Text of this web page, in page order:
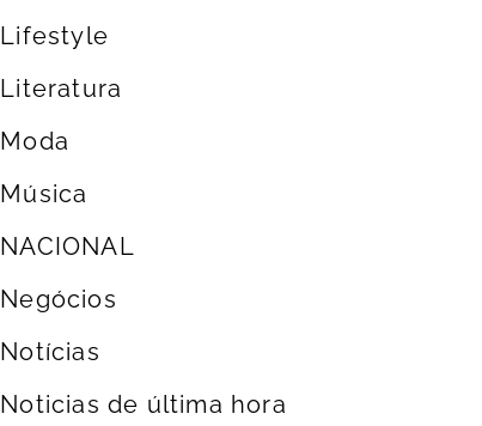
Lifestyle
Literatura
Moda
Música
NACIONAL
Negócios
Notícias
Noticias de última hora